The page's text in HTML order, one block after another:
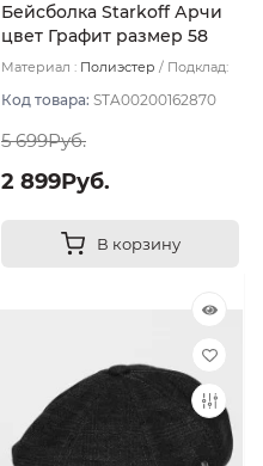
Бейсболка Starkoff Арчи
цвет Графит размер 58
Материал : Полиэстер
Подклад:
Код товара: STA00200162870
5 699Руб.
2 899Руб.
В корзину